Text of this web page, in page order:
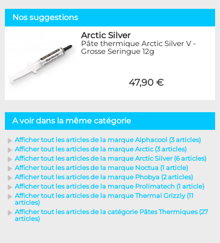
Nos suggestions
Arctic Silver
Pâte thermique Arctic Silver V -
Grosse Seringue 12g
47,90 €
A voir dans la même catégorie
Afficher tout les articles de la marque Alphacool (3 articles)
Afficher tout les articles de la marque Arctic (3 articles)
Afficher tout les articles de la marque Arctic Silver (6 articles)
Afficher tout les articles de la marque Noctua (1 article)
Afficher tout les articles de la marque Phobya (2 articles)
Afficher tout les articles de la marque Prolimatech (1 article)
Afficher tout les articles de la marque Thermal Grizzly (11
articles)
Afficher tout les articles de la catégorie Pâtes Thermiques (27
articles)